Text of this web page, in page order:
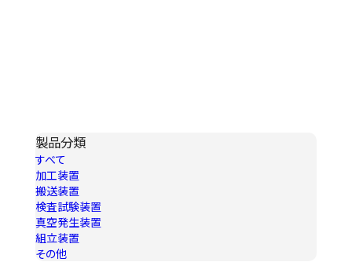
製品分類
すべて
加工装置
搬送装置
検査試験装置
真空発生装置
組立装置
その他